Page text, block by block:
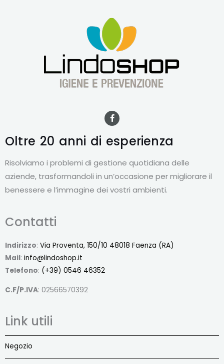
F
a
e
b
o
k
-
Oltre 20 anni di esperienza
Risolviamo i problemi di gestione quotidiana delle
aziende, trasformandoli in un’occasione per migliorare il
benessere e l’immagine dei vostri ambienti.
Contatti
Indirizzo: Via Proventa, 150/10 48018 Faenza (RA)
Mail: info@lindoshop.it
Telefono: (+39) 0546 46352
C.F/P.IVA: 02566570392
Link utili
Negozio